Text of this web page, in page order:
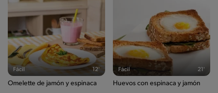
Fácil 12'
Omelette de jamón y espinaca
Fácil 21'
Huevos con espinaca y jamón